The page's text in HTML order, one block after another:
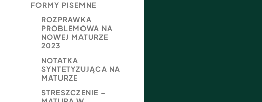
FORMY PISEMNE
ROZPRAWKA
PROBLEMOWA NA
NOWEJ MATURZE
2023
NOTATKA
SYNTETYZUJĄCA NA
MATURZE
STRESZCZENIE –